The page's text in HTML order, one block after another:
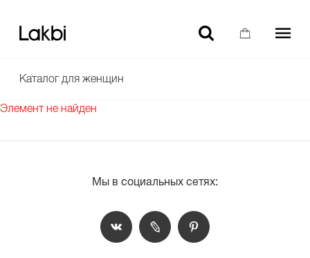
Каталог для женщин
Элемент не найден
Мы в социальных сетях: